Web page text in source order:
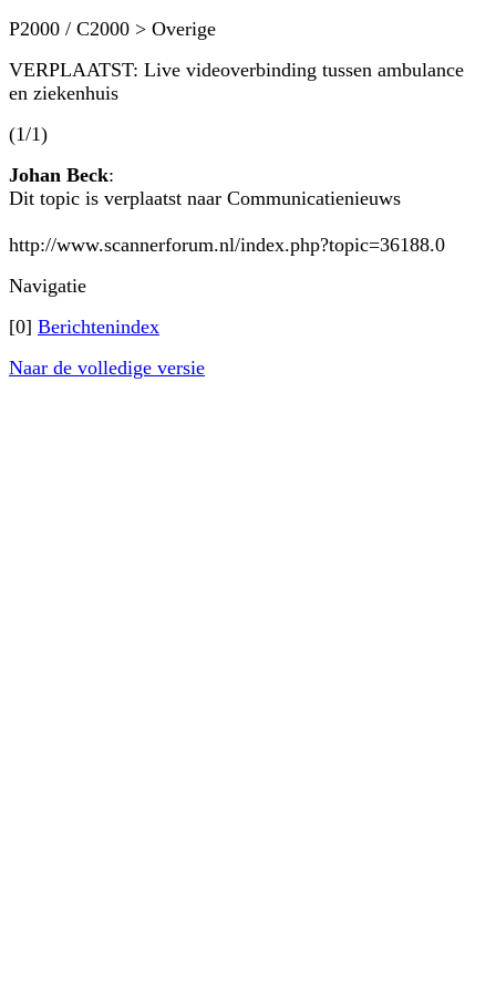
P2000 / C2000 > Overige
VERPLAATST: Live videoverbinding tussen ambulance
en ziekenhuis
(1/1)
Johan Beck:
Dit topic is verplaatst naar Communicatienieuws
http://www.scannerforum.nl/index.php?topic=36188.0
Navigatie
[0] Berichtenindex
Naar de volledige versie